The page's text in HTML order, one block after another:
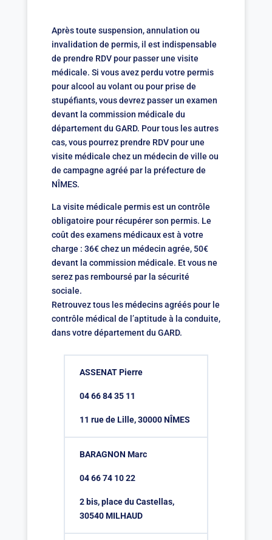
Après toute suspension, annulation ou
invalidation de permis, il est indispensable
de prendre RDV pour passer une visite
médicale. Si vous avez perdu votre permis
pour alcool au volant ou pour prise de
stupéfiants, vous devrez passer un examen
devant la commission médicale du
département du GARD. Pour tous les autres
cas, vous pourrez prendre RDV pour une
visite médicale chez un médecin de ville ou
de campagne agréé par la préfecture de
NÎMES.
La visite médicale permis est un contrôle
obligatoire pour récupérer son permis. Le
coût des examens médicaux est à votre
charge : 36€ chez un médecin agrée, 50€
devant la commission médicale. Et vous ne
serez pas remboursé par la sécurité
sociale.
Retrouvez tous les médecins agréés pour le
contrôle médical de l’aptitude à la conduite,
dans votre département du GARD.
ASSENAT Pierre
04 66 84 35 11
11 rue de Lille, 30000 NÎMES
BARAGNON Marc
04 66 74 10 22
2 bis, place du Castellas,
30540 MILHAUD